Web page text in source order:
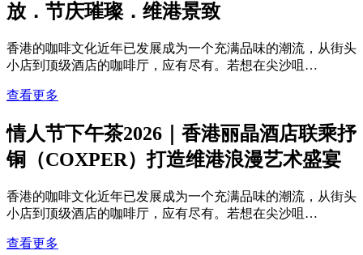
放．节庆璀璨．维港景致
香港的咖啡文化近年已发展成为一个充满品味的潮流，从街头
小店到顶级酒店的咖啡厅，应有尽有。若想在尖沙咀…
查看更多
情人节下午茶2026｜香港丽晶酒店联乘抒
铜（COXPER）打造维港浪漫艺术盛宴
香港的咖啡文化近年已发展成为一个充满品味的潮流，从街头
小店到顶级酒店的咖啡厅，应有尽有。若想在尖沙咀…
查看更多